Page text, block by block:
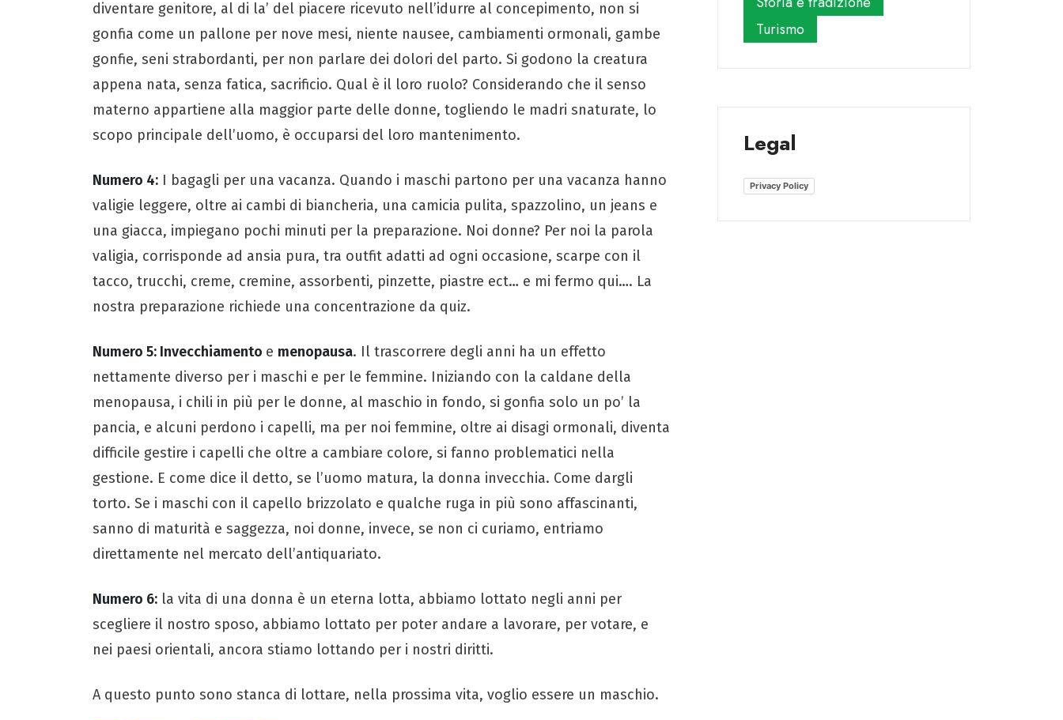
diventare genitore, al di la’ del piacere ricevuto nell’idurre al concepimento, non si
gonfia come un pallone per nove mesi, niente nausee, cambiamenti ormonali, gambe
gonfie, seni strabordanti, per non parlare dei dolori del parto. Si godono la creatura
appena nata, senza fatica, sacrificio. Qual è il loro ruolo? Considerando che il senso
materno appartiene alla maggior parte delle donne, togliendo le madri snaturate, lo
scopo principale dell’uomo, è occuparsi del loro mantenimento.
Numero 4: I bagagli per una vacanza. Quando i maschi partono per una vacanza hanno
valigie leggere, oltre ai cambi di biancheria, una camicia pulita, spazzolino, un jeans e
una giacca, impiegano pochi minuti per la preparazione. Noi donne? Per noi la parola
valigia, corrisponde ad ansia pura, tra outfit adatti ad ogni occasione, scarpe con il
tacco, trucchi, creme, cremine, assorbenti, pinzette, piastre ect… e mi fermo qui…. La
nostra preparazione richiede una concentrazione da quiz.
Numero 5: Invecchiamento e menopausa. Il trascorrere degli anni ha un effetto
nettamente diverso per i maschi e per le femmine. Iniziando con la caldane della
menopausa, i chili in più per le donne, al maschio in fondo, si gonfia solo un po’ la
pancia, e alcuni perdono i capelli, ma per noi femmine, oltre ai disagi ormonali, diventa
difficile gestire i capelli che oltre a cambiare colore, si fanno problematici nella
gestione. E come dice il detto, se l’uomo matura, la donna invecchia. Come dargli
torto. Se i maschi con il capello brizzolato e qualche ruga in più sono affascinanti,
sanno di maturità e saggezza, noi donne, invece, se non ci curiamo, entriamo
direttamente nel mercato dell’antiquariato.
Numero 6: la vita di una donna è un eterna lotta, abbiamo lottato negli anni per
scegliere il nostro sposo, abbiamo lottato per poter andare a lavorare, per votare, e
nei paesi orientali, ancora stiamo lottando per i nostri diritti.
A questo punto sono stanca di lottare, nella prossima vita, voglio essere un maschio.
Turismo
Legal
Privacy Policy